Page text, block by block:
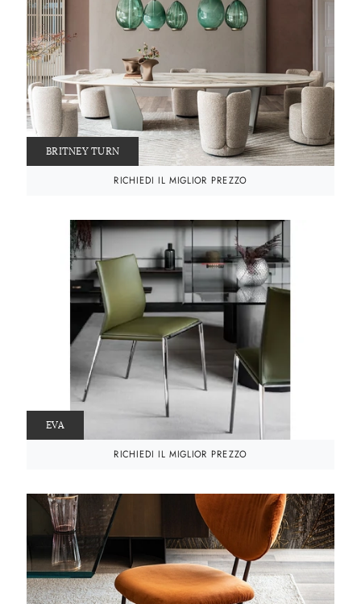
BRITNEY TURN
RICHIEDI IL MIGLIOR PREZZO
EVA
RICHIEDI IL MIGLIOR PREZZO